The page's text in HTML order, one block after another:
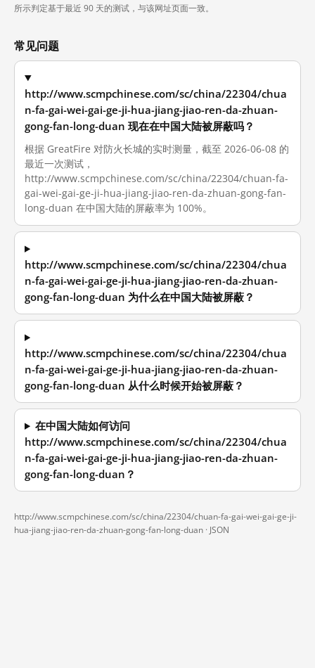
所示判定基于最近 90 天的测试，与该网址页面一致。
常见问题
http://www.scmpchinese.com/sc/china/22304/chua
n-fa-gai-wei-gai-ge-ji-hua-jiang-jiao-ren-da-zhuan-
gong-fan-long-duan 现在在中国大陆被屏蔽吗？
根据 GreatFire 对防火长城的实时测量，截至 2026-06-08 的
最近一次测试，
http://www.scmpchinese.com/sc/china/22304/chuan-fa-
gai-wei-gai-ge-ji-hua-jiang-jiao-ren-da-zhuan-gong-fan-
long-duan 在中国大陆的屏蔽率为 100%。
http://www.scmpchinese.com/sc/china/22304/chua
n-fa-gai-wei-gai-ge-ji-hua-jiang-jiao-ren-da-zhuan-
gong-fan-long-duan 为什么在中国大陆被屏蔽？
http://www.scmpchinese.com/sc/china/22304/chua
n-fa-gai-wei-gai-ge-ji-hua-jiang-jiao-ren-da-zhuan-
gong-fan-long-duan 从什么时候开始被屏蔽？
在中国大陆如何访问
http://www.scmpchinese.com/sc/china/22304/chua
n-fa-gai-wei-gai-ge-ji-hua-jiang-jiao-ren-da-zhuan-
gong-fan-long-duan？
http://www.scmpchinese.com/sc/china/22304/chuan-fa-gai-wei-gai-ge-ji-
hua-jiang-jiao-ren-da-zhuan-gong-fan-long-duan · JSON